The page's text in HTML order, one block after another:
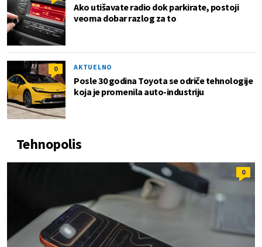
Ako utišavate radio dok parkirate, postoji
veoma dobar razlog za to
0 AKTUELNO
Posle 30 godina Toyota se odriče tehnologije
koja je promenila auto-industriju
Tehnopolis
0